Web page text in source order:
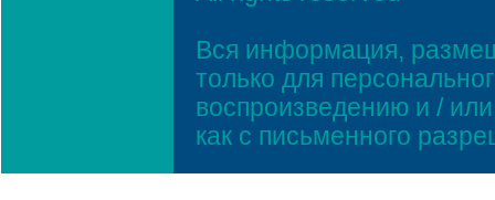
Вся информация,
только для
воспроизведению и /
как с письменного